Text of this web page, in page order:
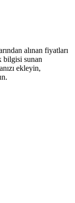
alınan fiyatları
bilgisi sunan
ekleyin,